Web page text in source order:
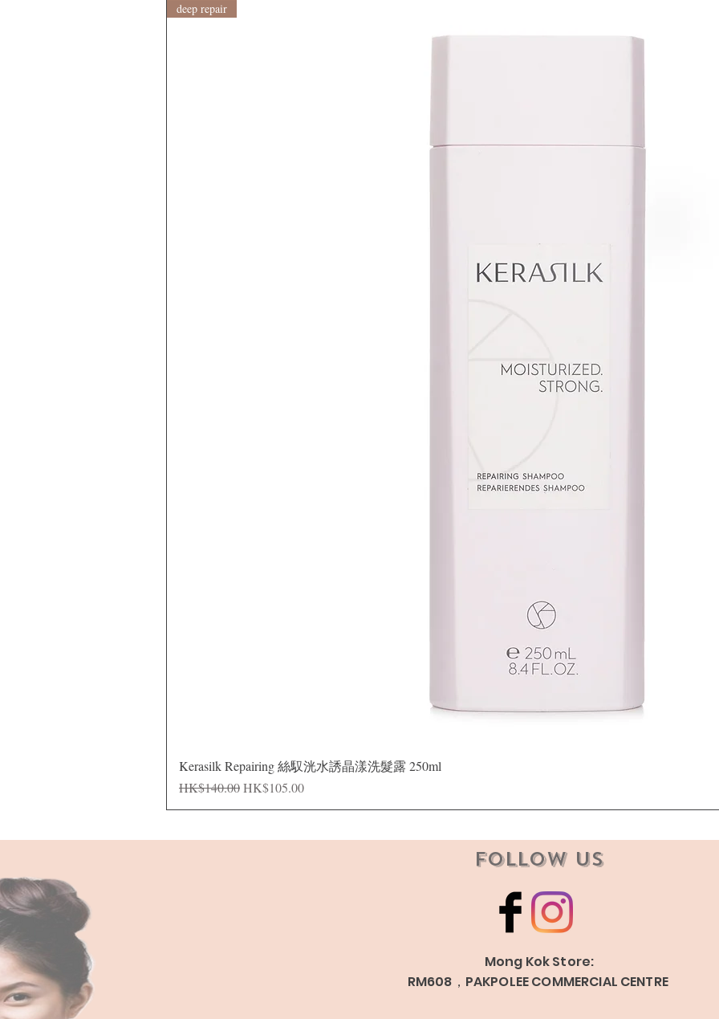
deep repair
Kerasilk Repairing 絲馭洸水誘晶漾洗髮露 250ml
Regular Price
HK$140.00Sale Price
HK$105.00
Follow Us
Mong Kok Store:
RM608，PAKPOLEE COMMERCIAL CENTRE